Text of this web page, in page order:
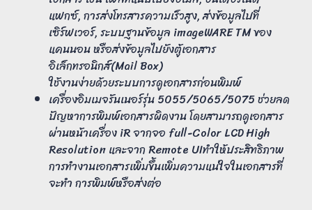
แฟกซ์, การส่งโทรสารความเร็วสูง, ส่งข้อมูลไปที่
เซิร์ฟเวอร์, ระบบฐานข้อมูล imageWARE TM ของ
แคนนอน หรือส่งข้อมูลไปยังตู้เอกสาร
อิเล็กทรอนิกส์(Mail Box)
ใช้งานง่ายด้วยระบบการดูเอกสารก่อนพิมพ์
เครื่องอิมเมจรันเนอร์รุ่น 5055/5065/5075 ช่วยลด
ปัญหาการพิมพ์เอกสารผิดงาน โดยสามารถดูเอกสาร
ผ่านหน้าเครื่อง iR จากจอ full-Color LCD High
Resolution และจาก Remote UIทำให้ประสิทธิภาพ
การทำงานเอกสารเพิ่มขึ้นเพิ่มความแน่ใจในเอกสารที่
จะทำ การพิมพ์หรือส่งต่อ